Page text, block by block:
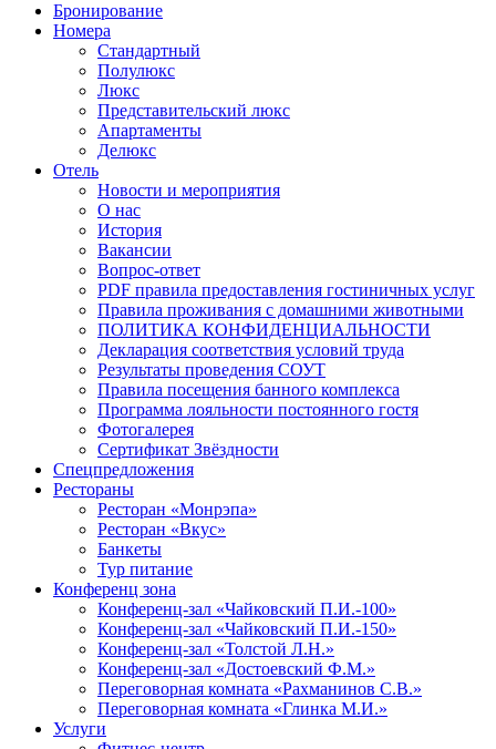
Бронирование
Номера
Стандартный
Полулюкс
Люкс
Представительский люкс
Апартаменты
Делюкс
Отель
Новости и мероприятия
О нас
История
Вакансии
Вопрос-ответ
PDF правила предоставления гостиничных услуг
Правила проживания с домашними животными
ПОЛИТИКА КОНФИДЕНЦИАЛЬНОСТИ
Декларация соответствия условий труда
Результаты проведения СОУТ
Правила посещения банного комплекса
Программа лояльности постоянного гостя
Фотогалерея
Сертификат Звёздности
Спецпредложения
Рестораны
Ресторан «Монрэпа»
Ресторан «Вкус»
Банкеты
Тур питание
Конференц зона
Конференц-зал «Чайковский П.И.-100»
Конференц-зал «Чайковский П.И.-150»
Конференц-зал «Толстой Л.Н.»
Конференц-зал «Достоевский Ф.М.»
Переговорная комната «Рахманинов С.В.»
Переговорная комната «Глинка М.И.»
Услуги